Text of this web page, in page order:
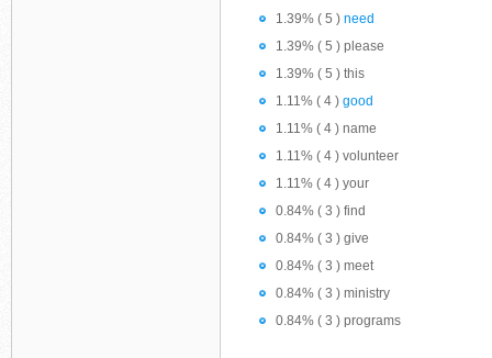
1.39% ( 5 ) need
1.39% ( 5 ) please
1.39% ( 5 ) this
1.11% ( 4 ) good
1.11% ( 4 ) name
1.11% ( 4 ) volunteer
1.11% ( 4 ) your
0.84% ( 3 ) find
0.84% ( 3 ) give
0.84% ( 3 ) meet
0.84% ( 3 ) ministry
0.84% ( 3 ) programs